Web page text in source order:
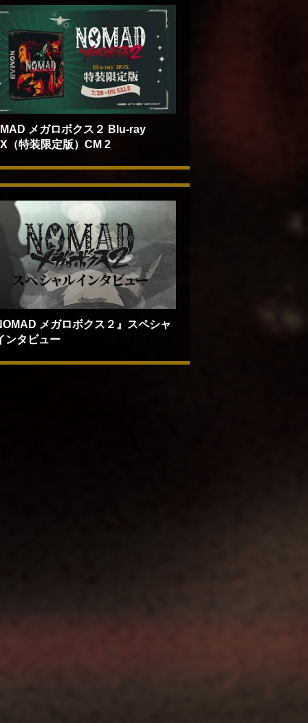
メガロボクス２ Blu-ray
（特装限定版）CM 2
メガロボクス２』スペシャ
ンタビュー